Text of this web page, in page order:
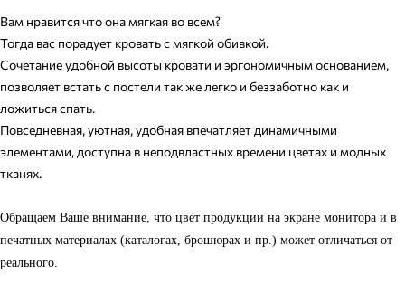
Вам нравится что она мягкая во всем?
Тогда вас порадует кровать с мягкой обивкой.
Сочетание удобной высоты кровати и эргономичным основанием,
позволяет встать с постели так же легко и беззаботно как и
ложиться спать.
Повседневная, уютная, удобная впечатляет динамичными
элементами, доступна в неподвластных времени цветах и модных
тканях.
Обращаем Ваше внимание, что цвет продукции на экране монитора и в
печатных материалах (каталогах, брошюрах и пр.) может отличаться от
реального.